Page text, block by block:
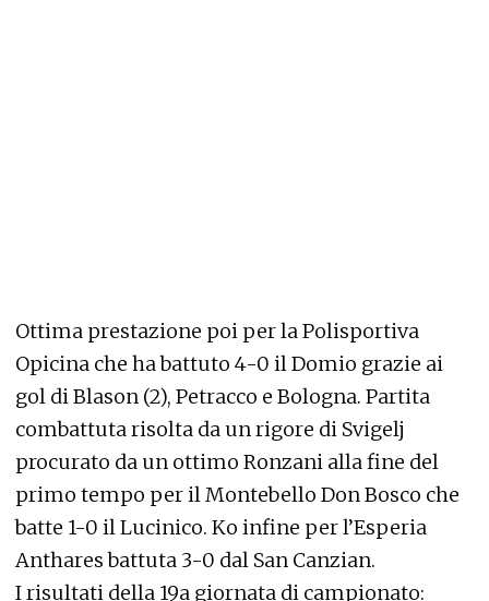
Ottima prestazione poi per la Polisportiva
Opicina che ha battuto 4-0 il Domio grazie ai
gol di Blason (2), Petracco e Bologna. Partita
combattuta risolta da un rigore di Svigelj
procurato da un ottimo Ronzani alla fine del
primo tempo per il Montebello Don Bosco che
batte 1-0 il Lucinico. Ko infine per l’Esperia
Anthares battuta 3-0 dal San Canzian.
I risultati della 19a giornata di campionato: